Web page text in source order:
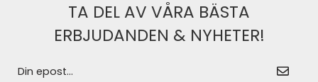
TA DEL AV VÅRA BÄSTA
ERBJUDANDEN & NYHETER!